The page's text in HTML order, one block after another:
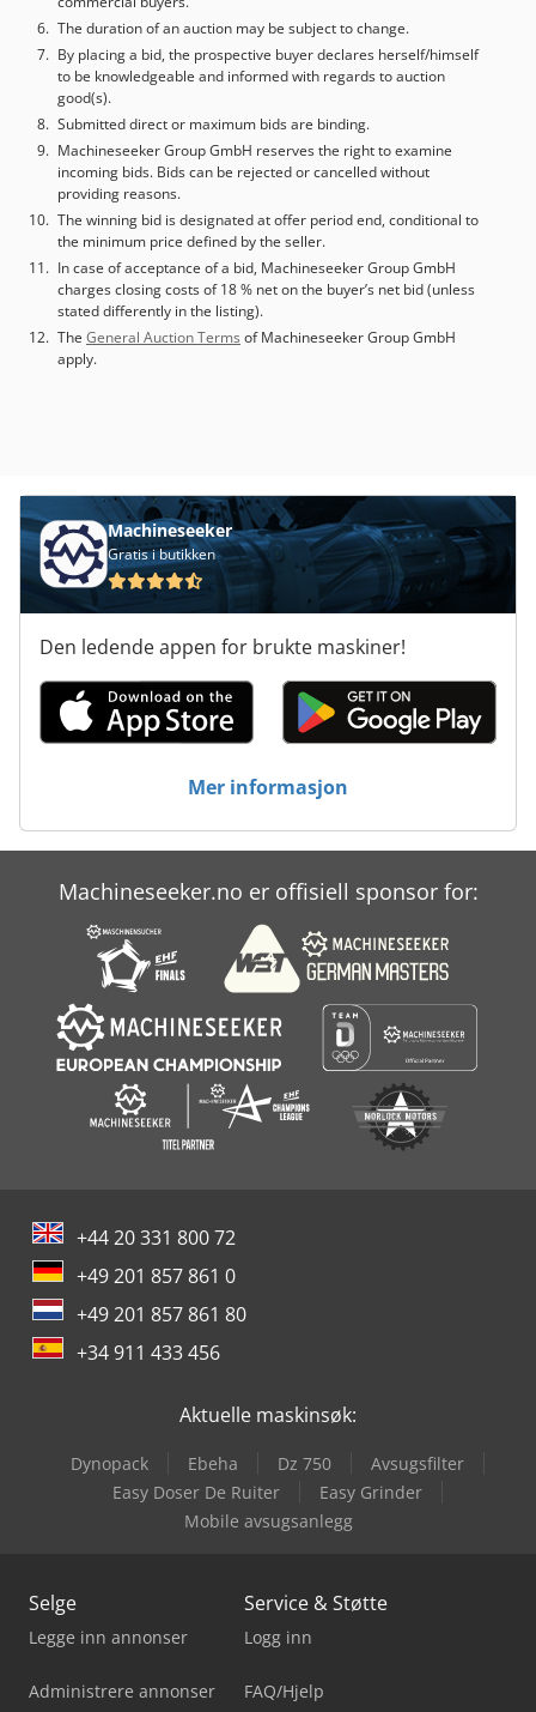
The duration of an auction may be subject to change.
By placing a bid, the prospective buyer declares herself/himself
to be knowledgeable and informed with regards to auction
good(s).
Submitted direct or maximum bids are binding.
Machineseeker Group GmbH reserves the right to examine
incoming bids. Bids can be rejected or cancelled without
providing reasons.
The winning bid is designated at offer period end, conditional to
the minimum price defined by the seller.
In case of acceptance of a bid, Machineseeker Group GmbH
charges closing costs of 18 % net on the buyer’s net bid (unless
stated differently in the listing).
The General Auction Terms of Machineseeker Group GmbH
apply.
Machineseeker
Gratis i butikken
Den ledende appen for brukte maskiner!
Mer informasjon
Machineseeker.no er offisiell sponsor for:
+44 20 331 800 72
+49 201 857 861 0
+49 201 857 861 80
+34 911 433 456
Aktuelle maskinsøk:
Dynopack Ebeha Dz 750
Avsugsfilter
Easy Doser De Ruiter
Easy Grinder
Mobile avsugsanlegg
Selge
Legge inn annonser
Administrere annonser
Service & Støtte
Logg inn
FAQ/Hjelp